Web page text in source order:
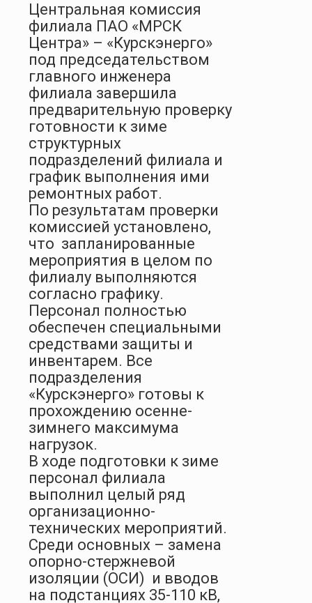
Центральная комиссия
филиала ПАО «МРСК
Центра» – «Курскэнерго»
под председательством
главного инженера
филиала завершила
предварительную проверку
готовности к зиме
структурных
подразделений филиала и
график выполнения ими
ремонтных работ.
По результатам проверки
комиссией установлено,
что запланированные
мероприятия в целом по
филиалу выполняются
согласно графику.
Персонал полностью
обеспечен специальными
средствами защиты и
инвентарем. Все
подразделения
«Курскэнерго» готовы к
прохождению осенне-
зимнего максимума
нагрузок.
В ходе подготовки к зиме
персонал филиала
выполнил целый ряд
организационно-
технических мероприятий.
Среди основных – замена
опорно-стержневой
изоляции (ОСИ) и вводов
на подстанциях 35-110 кВ,